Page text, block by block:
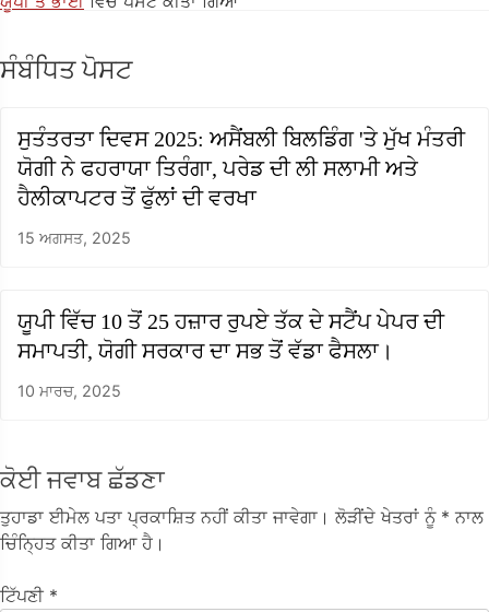
ਸੰਬੰਧਿਤ ਪੋਸਟ
ਸੁਤੰਤਰਤਾ ਦਿਵਸ 2025: ਅਸੈਂਬਲੀ ਬਿਲਡਿੰਗ 'ਤੇ ਮੁੱਖ ਮੰਤਰੀ
ਯੋਗੀ ਨੇ ਫਹਰਾਯਾ ਤਿਰੰਗਾ, ਪਰੇਡ ਦੀ ਲੀ ਸਲਾਮੀ ਅਤੇ
ਹੈਲੀਕਾਪਟਰ ਤੋਂ ਫੁੱਲਾਂ ਦੀ ਵਰਖਾ
15 ਅਗਸਤ, 2025
ਯੂਪੀ ਵਿੱਚ 10 ਤੋਂ 25 ਹਜ਼ਾਰ ਰੁਪਏ ਤੱਕ ਦੇ ਸਟੈਂਪ ਪੇਪਰ ਦੀ
ਸਮਾਪਤੀ, ਯੋਗੀ ਸਰਕਾਰ ਦਾ ਸਭ ਤੋਂ ਵੱਡਾ ਫੈਸਲਾ।
10 ਮਾਰਚ, 2025
ਕੋਈ ਜਵਾਬ ਛੱਡਣਾ
ਤੁਹਾਡਾ ਈਮੇਲ ਪਤਾ ਪ੍ਰਕਾਸ਼ਿਤ ਨਹੀਂ ਕੀਤਾ ਜਾਵੇਗਾ। ਲੋੜੀਂਦੇ ਖੇਤਰਾਂ ਨੂੰ * ਨਾਲ
ਚਿੰਨ੍ਹਿਤ ਕੀਤਾ ਗਿਆ ਹੈ।
ਟਿੱਪਣੀ *